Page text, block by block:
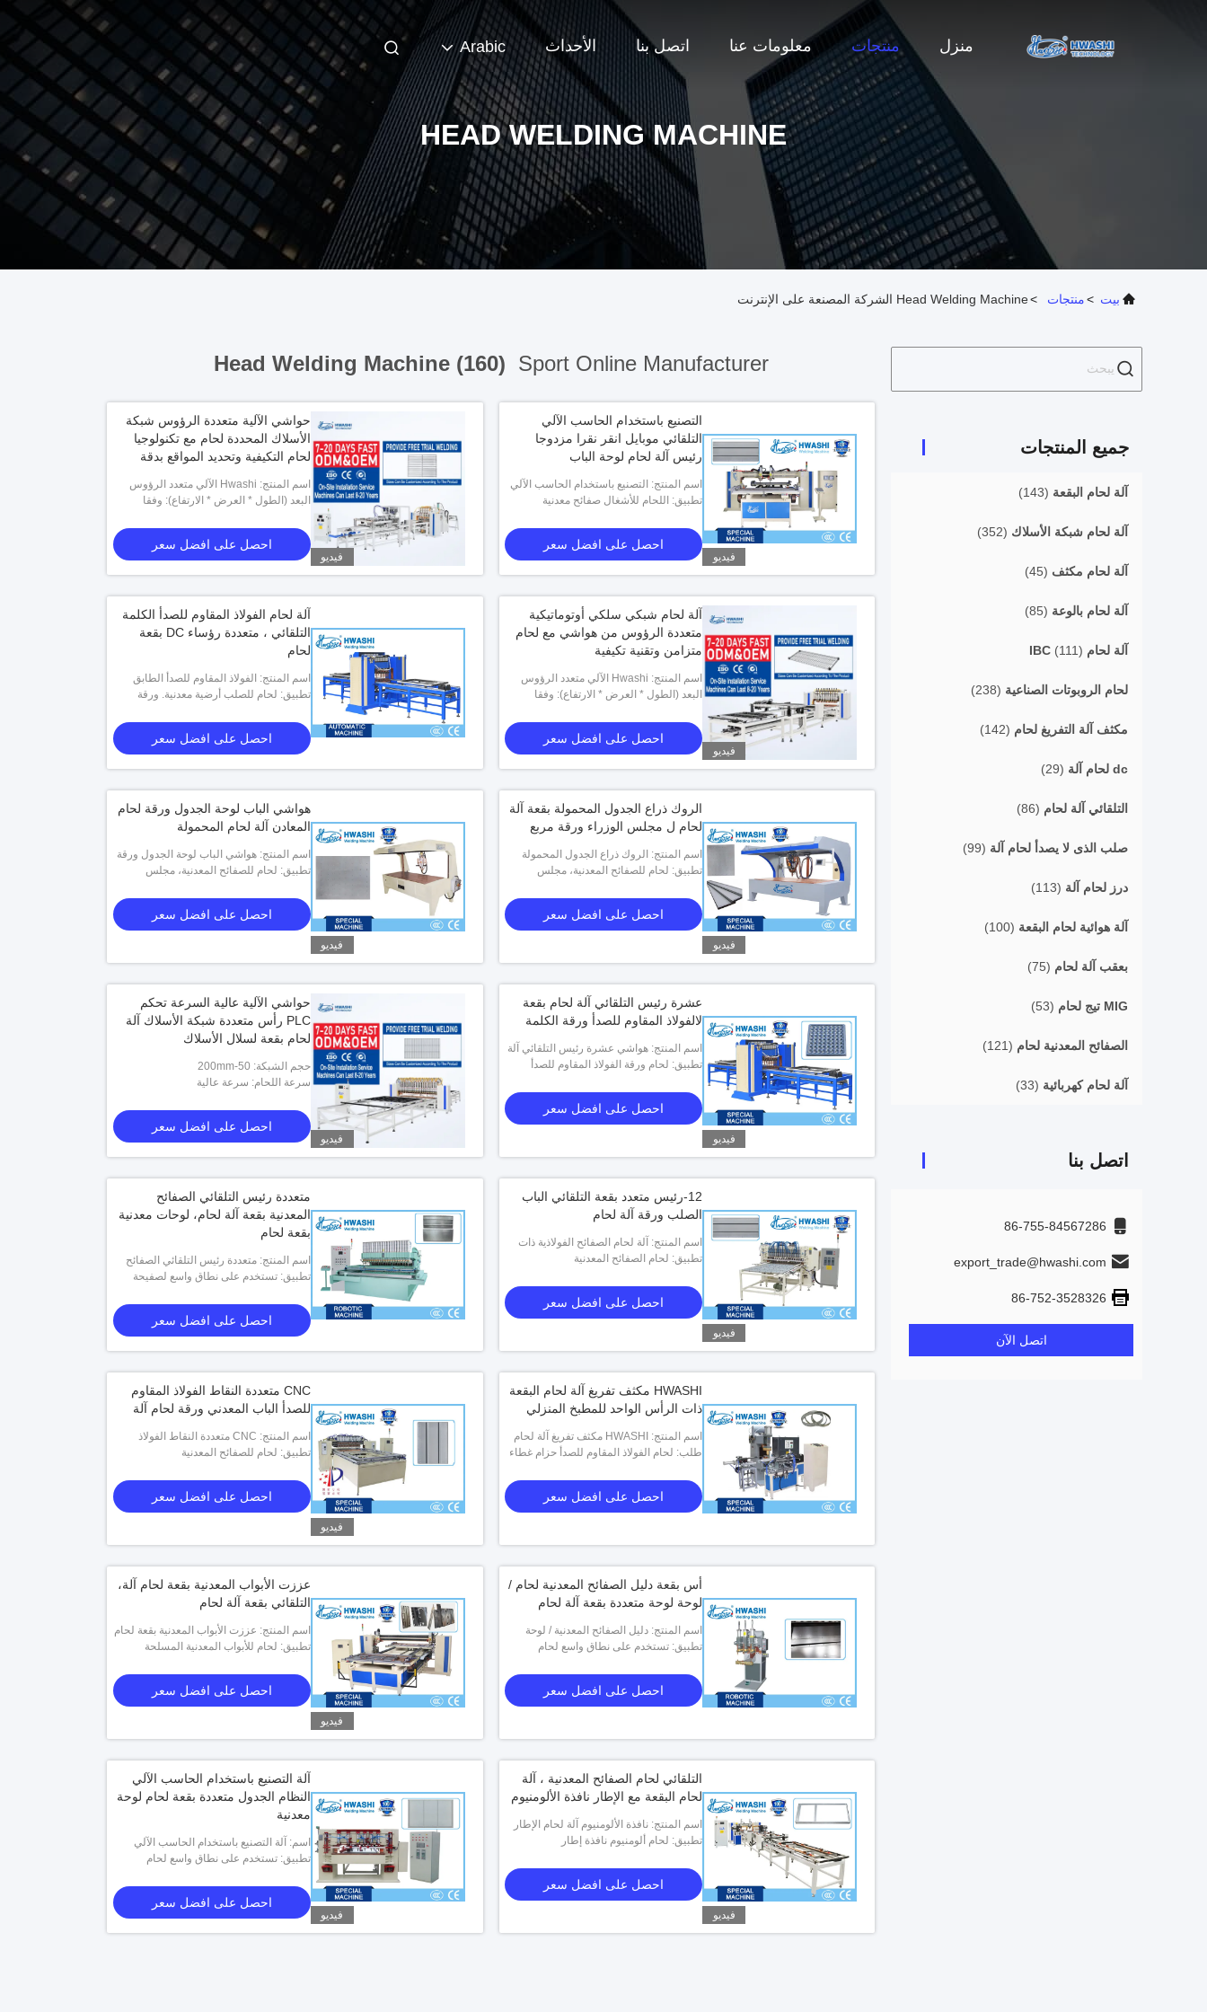
منزل منتجات معلومات عنا اتصل بنا الأحداث Arabic
HEAD WELDING MACHINE
بيت >منتجات >Head Welding Machine الشركة المصنعة على الإنترنت
جميع المنتجات
آلة لحام البقعة (143)
آلة لحام شبكة الأسلاك (352)
آلة لحام مكثف (45)
آلة لحام بالوعة (85)
آلة لحام IBC (111)
لحام الروبوتات الصناعية (238)
مكثف آلة التفريغ لحام (142)
dc لحام آلة (29)
التلقائي آلة لحام (86)
صلب الذى لا يصدأ لحام آلة (99)
درز لحام آلة (113)
آلة هوائية لحام البقعة (100)
بعقب آلة لحام (75)
MIG تيج لحام (53)
الصفائح المعدنية لحام (121)
آلة لحام كهربائية (33)
اتصل بنا
86-755-84567286
export_trade@hwashi.com
86-752-3528326
اتصل الآن
Head Welding Machine (160) Sport Online Manufacturer
فيديو
التصنيع باستخدام الحاسب الآلي
التلقائي موبايل انقر نقرا مزدوجا
رئيس آلة لحام لوحة الباب
اسم المنتج: التصنيع باستخدام الحاسب الآلي
التلقائي موبايل انقر نقرا مزدوجا رئيس آلة
تطبيق: اللحام للأشغال صفائح معدنية
احصل على افضل سعر
فيديو
حواشي الآلية متعددة الرؤوس شبكة
الأسلاك المحددة لحام مع تكنولوجيا
لحام التكيفية وتحديد المواقع بدقة
اسم المنتج: Hwashi الآلي متعدد الرؤوس
سلك شبكة آلة لحام بقعة لرفوف طهي الفرن
البعد (الطول * العرض * الارتفاع): وفقا
احصل على افضل سعر
فيديو
آلة لحام شبكي سلكي أوتوماتيكية
متعددة الرؤوس من هواشي مع لحام
متزامن وتقنية تكيفية
اسم المنتج: Hwashi الآلي متعدد الرؤوس
سلك شبكة آلة لحام بقعة لرفوف طهي الفرن
البعد (الطول * العرض * الارتفاع): وفقا
احصل على افضل سعر
آلة لحام الفولاذ المقاوم للصدأ الكلمة
التلقائي ، متعددة رؤساء DC بقعة
لحام
اسم المنتج: الفولاذ المقاوم للصدأ الطابق
التلقائي آلة لحام البقعة ، متعددة رئيس لحام
تطبيق: لحام للصلب أرضية معدنية. ورقة
احصل على افضل سعر
فيديو
الروك ذراع الجدول المحمولة بقعة آلة
لحام ل مجلس الوزراء ورقة مربع
اسم المنتج: الروك ذراع الجدول المحمولة
بقعة آلة لحام ل مجلس الوزراء ورقة مربع
تطبيق: لحام للصفائح المعدنية، مجلس
احصل على افضل سعر
فيديو
هواشي الباب لوحة الجدول ورقة لحام
المعادن آلة لحام المحمولة
اسم المنتج: هواشي الباب لوحة الجدول ورقة
معدنية آلة لحام المحمولة
تطبيق: لحام للصفائح المعدنية، مجلس
احصل على افضل سعر
فيديو
عشرة رئيس التلقائي آلة لحام بقعة
لالفولاذ المقاوم للصدأ ورقة الكلمة
اسم المنتج: هواشي عشرة رئيس التلقائي آلة
لحام بقعة لالفولاذ المقاوم للصدأ ورقة الكلمة
تطبيق: لحام ورقة الفولاذ المقاوم للصدأ
احصل على افضل سعر
فيديو
حواشي الآلية عالية السرعة تحكم
PLC رأس متعددة شبكة الأسلاك آلة
لحام بقعة لسلال الأسلاك
حجم الشبكة: 50-200mm
سرعة اللحام: سرعة عالية
احصل على افضل سعر
فيديو
12-رئيس متعدد بقعة التلقائي الباب
الصلب ورقة آلة لحام
اسم المنتج: آلة لحام الصفائح الفولاذية ذات
12 رأسًا متعددة البقع الأوتوماتيكية
تطبيق: لحام الصفائح المعدنية
احصل على افضل سعر
متعددة رئيس التلقائي الصفائح
المعدنية بقعة آلة لحام، لوحات معدنية
بقعة لحام
اسم المنتج: متعددة رئيس التلقائي الصفائح
المعدنية بقعة آلة لحام، لوحات معدنية بقعة
تطبيق: تستخدم على نطاق واسع لصفيحة
احصل على افضل سعر
HWASHI مكثف تفريغ آلة لحام البقعة
ذات الرأس الواحد للمطبخ المنزلي
اسم المنتج: HWASHI مكثف تفريغ آلة لحام
البقعة أحادية الرأس لأجهزة المطبخ المنزلية
طلب: لحام الفولاذ المقاوم للصدأ حزام غطاء
احصل على افضل سعر
فيديو
CNC متعددة النقاط الفولاذ المقاوم
للصدأ الباب المعدني ورقة لحام آلة
اسم المنتج: CNC متعددة النقاط الفولاذ
المقاوم للصدأ الباب المعدني ورقة لحام آلة
تطبيق: لحام للصفائح المعدنية
احصل على افضل سعر
أس بقعة دليل الصفائح المعدنية لحام /
لوحة لوحة متعددة بقعة آلة لحام
اسم المنتج: دليل الصفائح المعدنية / لوحة
لوحة متعددة بقعة آلة لحام. أس بقعة لحام
تطبيق: تستخدم على نطاق واسع لحام
احصل على افضل سعر
فيديو
عززت الأبواب المعدنية بقعة لحام آلة،
التلقائي بقعة آلة لحام
اسم المنتج: عززت الأبواب المعدنية بقعة لحام
آلة، التلقائي بقعة آلة لحام
تطبيق: لحام للأبواب المعدنية المسلحة
احصل على افضل سعر
فيديو
التلقائي لحام الصفائح المعدنية ، آلة
لحام البقعة مع الإطار نافذة الألومنيوم
اسم المنتج: نافذة الألومنيوم آلة لحام الإطار
التلقائي ، لوحة الصلب الإطار بقعة لحام
تطبيق: لحام ألومنيوم نافذة إطار
احصل على افضل سعر
فيديو
آلة التصنيع باستخدام الحاسب الآلي
النظام الجدول متعددة بقعة لحام لوحة
معدنية
اسم: آلة التصنيع باستخدام الحاسب الآلي
النظام الجدول متعددة بقعة لحام لوحة معدنية
تطبيق: تستخدم على نطاق واسع لحام
احصل على افضل سعر